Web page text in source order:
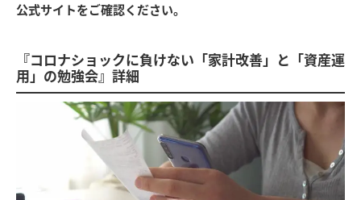
公式サイトをご確認ください。
『コロナショックに負けない「家計改善」と「資産運
用」の勉強会』詳細